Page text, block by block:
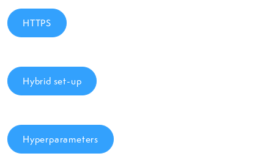
HTTPS
Hybrid set-up
Hyperparameters